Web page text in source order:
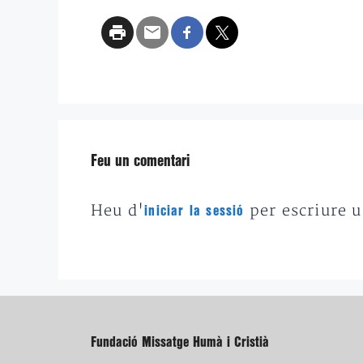
Feu un comentari
Heu d'iniciar la sessió per escriure
Fundació Missatge Humà i Cristià